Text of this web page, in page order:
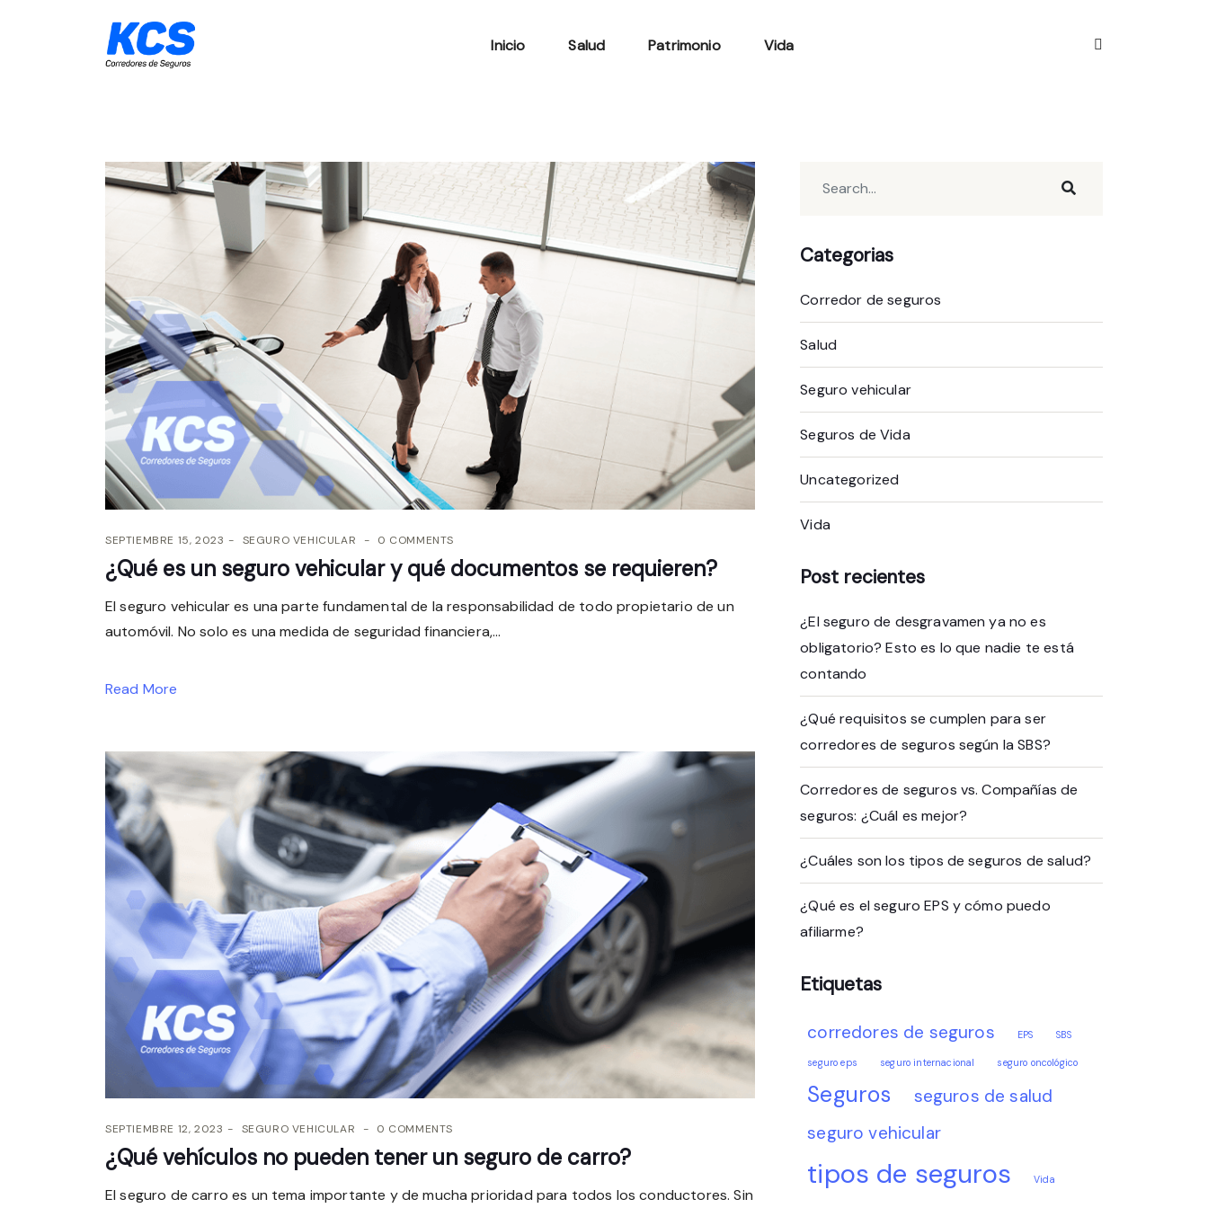
Inicio Salud Patrimonio Vida
SEPTIEMBRE 15, 2023 SEGURO VEHICULAR 0 COMMENTS
¿Qué es un seguro vehicular y qué documentos se requieren?
El seguro vehicular es una parte fundamental de la responsabilidad de todo propietario de un
automóvil. No solo es una medida de seguridad financiera,...
Read More
SEPTIEMBRE 12, 2023 SEGURO VEHICULAR 0 COMMENTS
¿Qué vehículos no pueden tener un seguro de carro?
El seguro de carro es un tema importante y de mucha prioridad para todos los conductores. Sin
Categorias
Corredor de seguros
Salud
Seguro vehicular
Seguros de Vida
Uncategorized
Vida
Post recientes
¿El seguro de desgravamen ya no es
obligatorio? Esto es lo que nadie te está
contando
¿Qué requisitos se cumplen para ser
corredores de seguros según la SBS?
Corredores de seguros vs. Compañías de
seguros: ¿Cuál es mejor?
¿Cuáles son los tipos de seguros de salud?
¿Qué es el seguro EPS y cómo puedo
afiliarme?
Etiquetas
corredores de seguros EPS SBS
seguro eps seguro internacional seguro oncológico
Seguros
seguros de salud
seguro vehicular
tipos de seguros Vida